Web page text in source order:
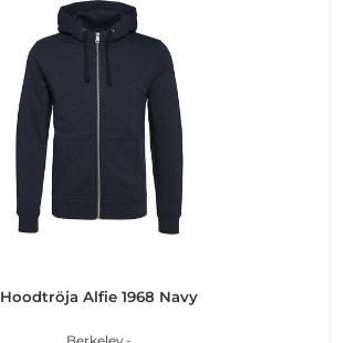
Hoodtröja Alfie 1968 Navy